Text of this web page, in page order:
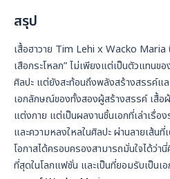
สรุป
เสื้อฮาวาย Tim Lehi x Wacko Maria
เสือกระโหลก” ไม่เพียงแต่เป็นตัวแทนข
ศิลปะ แต่ยังสะท้อนถึงพลังสร้างสรรค์
เอกลักษณ์ของทั้งสองผู้สร้างสรรค์ เสื้อ
แต่งกาย แต่เป็นผลงานชิ้นเอกที่เล่าเรื่
และความหลงใหลในศิลปะ ผ่านลายเส้น
โอกาสได้ครอบครองสามารถมั่นใจได้ว่า
ที่สุดในโลกแฟชั่น และเป็นที่ยอมรับเป็นเ